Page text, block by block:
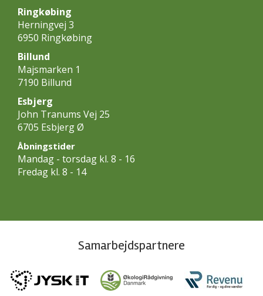
Ringkøbing
Herningvej 3
6950 Ringkøbing
Billund
Majsmarken 1
7190 Billund
Esbjerg
John Tranums Vej 25
6705 Esbjerg Ø
Åbningstider
Mandag - torsdag kl. 8 - 16
Fredag kl. 8 - 14
Samarbejdspartnere